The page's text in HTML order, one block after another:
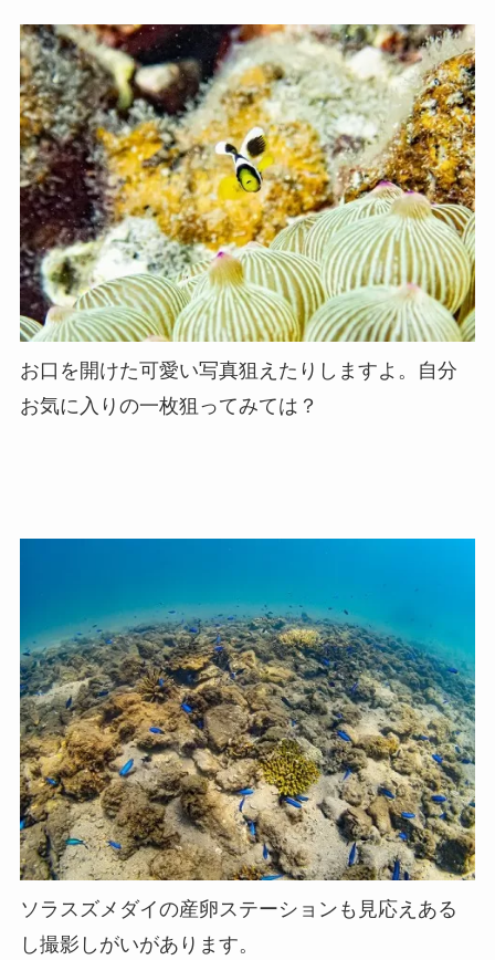
お口を開けた可愛い写真狙えたりしますよ。自分
お気に入りの一枚狙ってみては？
ソラスズメダイの産卵ステーションも見応えある
し撮影しがいがあります。